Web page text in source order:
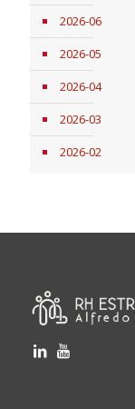
2026-06
2026-05
2026-04
2026-03
2026-02